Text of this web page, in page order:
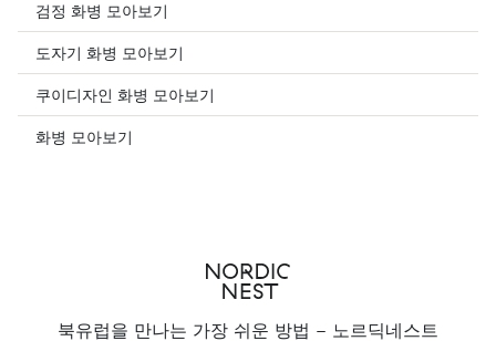
검정 화병 모아보기
도자기 화병 모아보기
쿠이디자인 화병 모아보기
화병 모아보기
북유럽을 만나는 가장 쉬운 방법 - 노르딕네스트